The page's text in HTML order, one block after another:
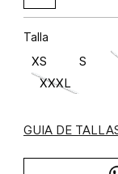
Talla
XS S
XXXL
GUIA DE